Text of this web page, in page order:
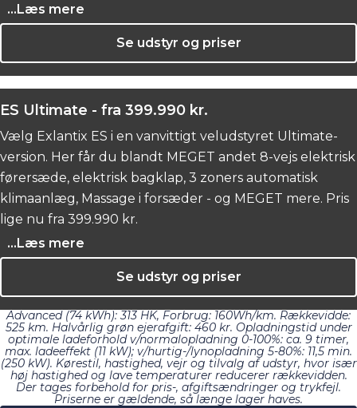
...Læs mere
Se udstyr og priser
ES Ultimate - fra 399.990 kr.
Vælg Exlantix ES i en vanvittigt veludstyret Ultimate-
version. Her får du blandt MEGET andet 8-vejs elektrisk
førersæde, elektrisk bagklap, 3 zoners automatisk
klimaanlæg, Massage i forsæder - og MEGET mere. Pris
lige nu fra 399.990 kr.
...Læs mere
Se udstyr og priser
Advanced (74 kWh): 313 HK, Forbrug: 160Wh/km. Rækkevidde:
525 km. Halvårlig grøn ejerafgift: 460 kr. Opladningstid under
optimale ladeforhold v/normalopladning 0-100%: ca. 9 timer,
max. ladeeffekt (11 kW); v/hurtig-/lynopladning 5-80%: 11,5 min.
(250 kW). Kørestil, hastighed, vejr og tilvalg af udstyr, hvor især
høj hastighed og lave temperaturer reducerer rækkevidden.
Der tages forbehold for pris-, afgiftsændringer og trykfejl.
Priserne er gældende, så længe lager haves.